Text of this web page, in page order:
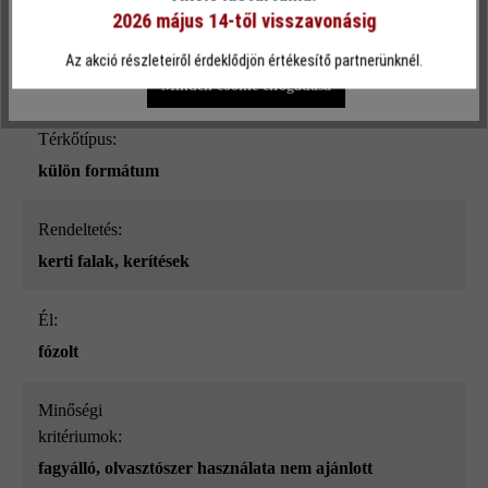
Térkőtípus:
külön formátum
Rendeltetés:
kerti falak, kerítések
él:
fózolt
Minőségi
kritériumok:
fagyálló, olvasztószer használata nem ajánlott
Egyéni beállítások Csak funkcionális cookie elfogadása
Minden cookie elfogadása
2026 május 14-től visszavonásig
Az akció részleteiről érdeklődjön értékesítő partnerünknél.